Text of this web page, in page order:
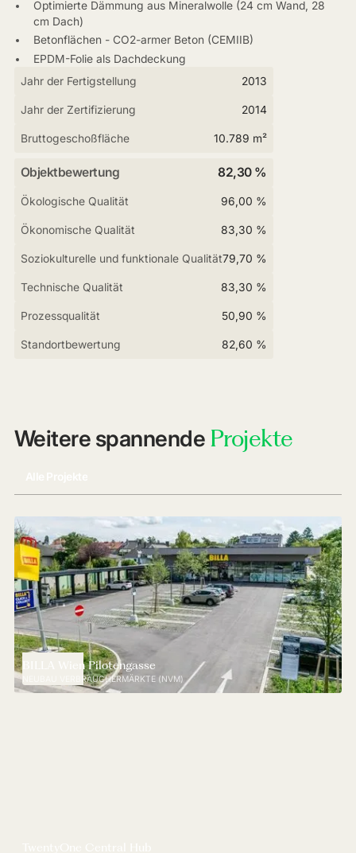
Optimierte Dämmung aus Mineralwolle (24 cm Wand, 28
cm Dach)
Betonflächen - CO2-armer Beton (CEMIIB)
EPDM-Folie als Dachdeckung
Jahr der Fertigstellung
2013
Jahr der Zertifizierung 2014
Bruttogeschoßfläche 10.789 m²
Objektbewertung 82,30 %
Ökologische Qualität 96,00 %
Ökonomische Qualität 83,30 %
Soziokulturelle und funktionale Qualität79,70 %
Technische Qualität 83,30 %
Prozessqualität 50,90 %
Standortbewertung 82,60 %
Weitere spannende Projekte
BILLA Wien Pilotengasse
NEUBAU VERBRAUCHERMÄRKTE (NVM)